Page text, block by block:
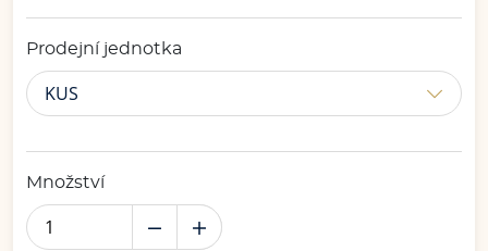
Prodejní jednotka
KUS
Množství